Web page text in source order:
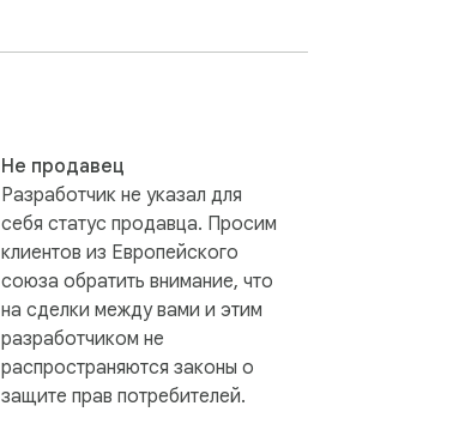
Не продавец
Разработчик не указал для
себя статус продавца. Просим
клиентов из Европейского
союза обратить внимание, что
на сделки между вами и этим
разработчиком не
распространяются законы о
защите прав потребителей.